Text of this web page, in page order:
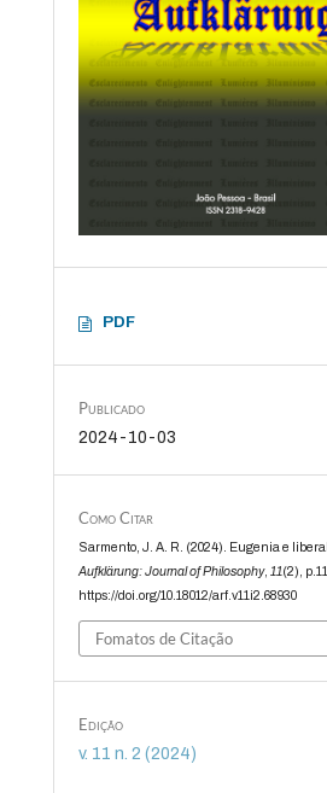
PDF
Publicado
2024-10-03
Como Citar
Sarmento, J. A. R. (2024). Eugenia e
Aufklärung: Journal of Philosophy, 11(2),
https://doi.org/10.18012/arf.v11i2.68930
Fomatos de Citação
Edição
v. 11 n. 2 (2024)